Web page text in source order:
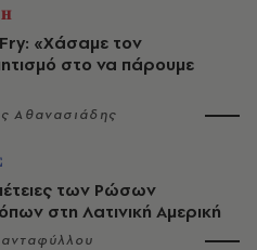
«Χάσαμε τον
στο να πάρουμε
Αθανασιάδης
των Ρώσων
στη Λατινική Αμερική